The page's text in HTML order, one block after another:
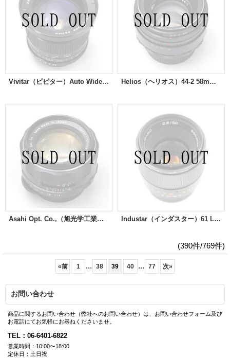
Vivitar（ビビター）Auto Wide-Angle 28mm/F2.5 Helios（ヘリオス）44-2 58mm/F2
Asahi Opt. Co.,（旭光学工業）Super-Takumar（タクマー）50mm/F1.4 Industar（インダスター）61 L/Z MC 50mm/F2.8
(390件/769件)
«前 1 ... 38 39 40 ... 77 次»
お問い合わせ
商品に関するお問い合わせ（弊社へのお問い合わせ）は、お問い合わせフォーム及び
お電話にてお気軽にお尋ねくださいませ。
TEL：06-6401-6822
営業時間：10:00〜18:00
定休日：土日祝